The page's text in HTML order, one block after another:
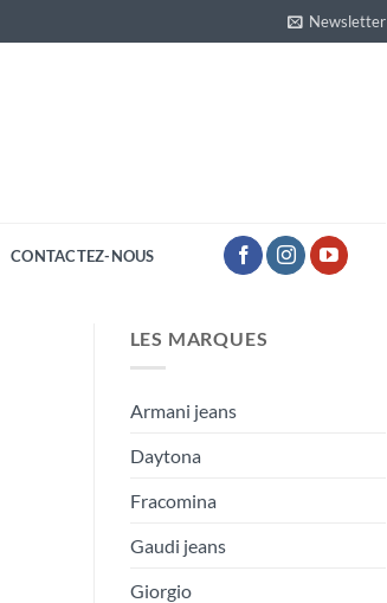
Newsletter
CONTACTEZ-NOUS
LES MARQUES
Armani jeans
Daytona
Fracomina
Gaudi jeans
Giorgio